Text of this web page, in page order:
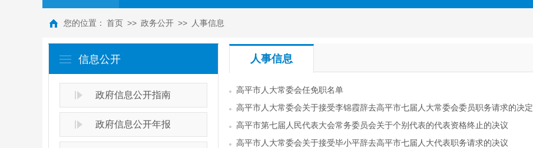
您的位置： 首页 >> 政务公开 >> 人事信息
信息公开
政府信息公开指南
政府信息公开年报
人事信息
高平市人大常委会任免职名单
高平市人大常委会关于接受李锦霞辞去高平市七届人大常委会委员职务请求的决定
高平市第七届人民代表大会常务委员会关于个别代表的代表资格终止的决议
高平市人大常委会关于接受毕小平辞去高平市七届人大代表职务请求的决议